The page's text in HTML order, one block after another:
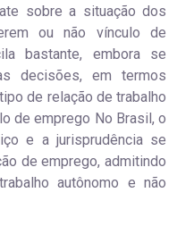
sobre a situação dos
ou não vínculo de
bastante, embora se
decisões, em termos
de relação de trabalho
de emprego No Brasil, o
e a jurisprudência se
de emprego, admitindo
autônomo e não